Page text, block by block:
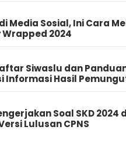
Media Sosial, Ini Cara
2024
Siwaslu dan
Informasi Hasil
Soal SKD 2024
Lulusan CPNS